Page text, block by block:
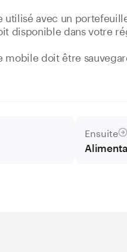
utilisé avec un
disponible dans votre
doit être
Ensuite